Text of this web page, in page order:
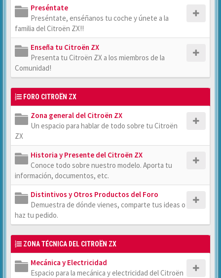
Preséntate
Preséntate, enséñanos tu coche y únete a la
familia del Citroën ZX!!
Enseña tu Citroën ZX
Presenta tu Citroën ZX a los miembros de la
Comunidad!
FORO CITROËN ZX
Zona general del Citroën ZX
Un espacio para hablar de todo sobre tu Citroën
ZX
Historia y Presente del Citroën ZX
Conoce todo sobre nuestro modelo. Aporta tu
información, documentos, etc.
Distintivos y Otros Productos del Foro
Demuestra de dónde vienes, comparte tus ideas o
haz tu pedido.
ZONA TÉCNICA DEL CITROËN ZX
Mecánica y Electricidad
Espacio para la mecánica y electricidad del Citroën